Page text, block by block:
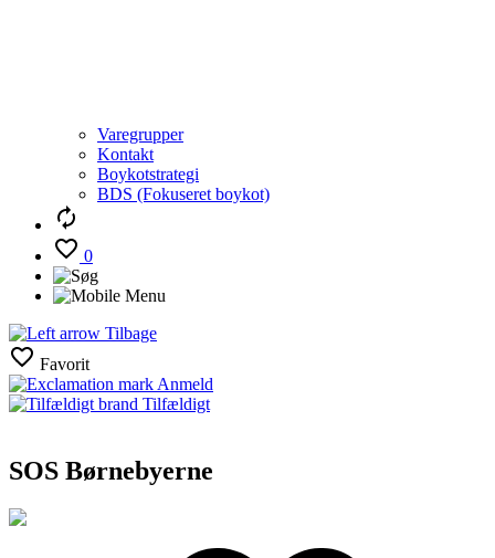
Varegrupper
Kontakt
Boykotstrategi
BDS (Fokuseret boykot)
0
Tilbage
Favorit
Anmeld
Tilfældigt
SOS Børnebyerne